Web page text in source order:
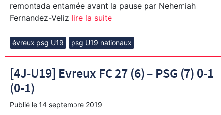
remontada entamée avant la pause par Nehemiah
Fernandez-Veliz lire la suite
évreux psg U19 psg U19 nationaux
[4J-U19] Evreux FC 27 (6) – PSG (7) 0-1
(0-1)
Publié le 14 septembre 2019